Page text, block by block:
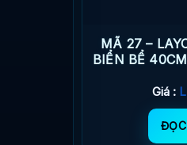
MÃ 27 –
BIỂN BỂ
Giá :